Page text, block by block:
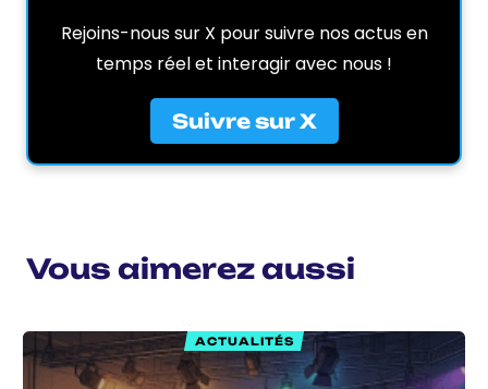
Rejoins-nous sur X pour suivre nos actus en
temps réel et interagir avec nous !
Suivre sur X
Vous aimerez aussi
ACTUALITÉS